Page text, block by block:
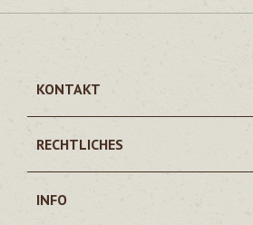
KONTAKT
RECHTLICHES
INFO